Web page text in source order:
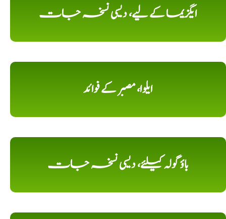
ایگزیما کے لیے، دیسی نسخہ جات
ایلوا، مصبر کے فوائد
باؤ گولہ کیلئے، دیسی نسخہ جات